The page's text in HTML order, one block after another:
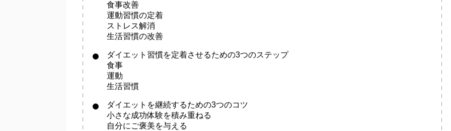
食事改善
運動習慣の定着
ストレス解消
生活習慣の改善
ダイエット習慣を定着させるための3つのステップ
食事
運動
生活習慣
ダイエットを継続するための3つのコツ
小さな成功体験を積み重ねる
自分にご褒美を与える